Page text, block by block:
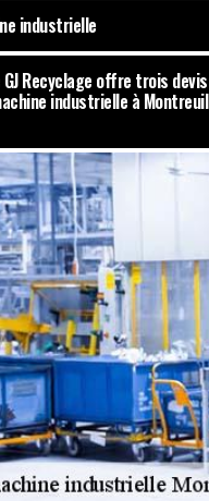
industrielle
Recyclage offre trois devis
industrielle à Montreuil